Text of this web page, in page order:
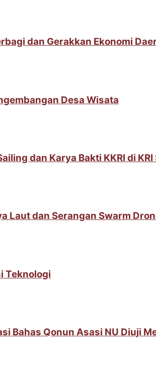
dan Gerakkan Ekonomi
Desa Wisata
dan Karya Bakti KKRI di
Laut dan Serangan Swarm
Teknologi
Bahas Qonun Asasi NU Diuji